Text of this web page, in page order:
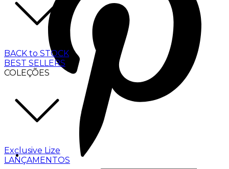
BACK to STOCK
BEST SELLERS
COLEÇÕES
Exclusive Lize
LANÇAMENTOS